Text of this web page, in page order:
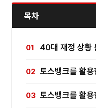
목차
40대 재정 상황
토스뱅크를 활용
토스뱅크를 활